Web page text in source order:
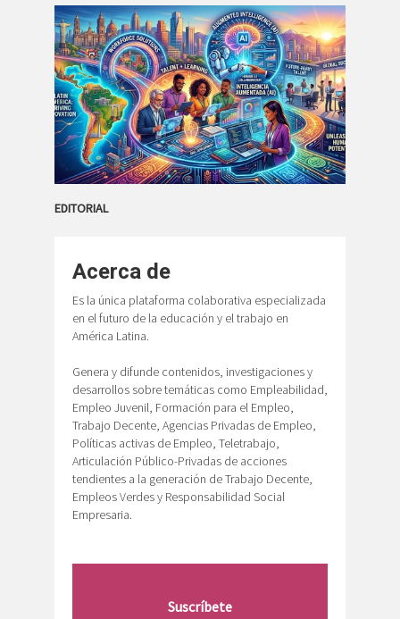
EDITORIAL
Acerca de
Es la única plataforma colaborativa especializada
en el futuro de la educación y el trabajo en
América Latina.
Genera y difunde contenidos, investigaciones y
desarrollos sobre temáticas como Empleabilidad,
Empleo Juvenil, Formación para el Empleo,
Trabajo Decente, Agencias Privadas de Empleo,
Políticas activas de Empleo, Teletrabajo,
Articulación Público-Privadas de acciones
tendientes a la generación de Trabajo Decente,
Empleos Verdes y Responsabilidad Social
Empresaria.
Suscríbete